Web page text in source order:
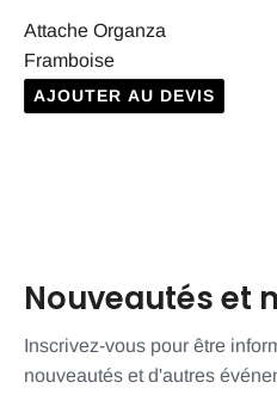
Attache Organza
Framboise
AJOUTER AU DEVIS
Nouveautés et
Inscrivez-vous pour être
nouveautés et d'autres